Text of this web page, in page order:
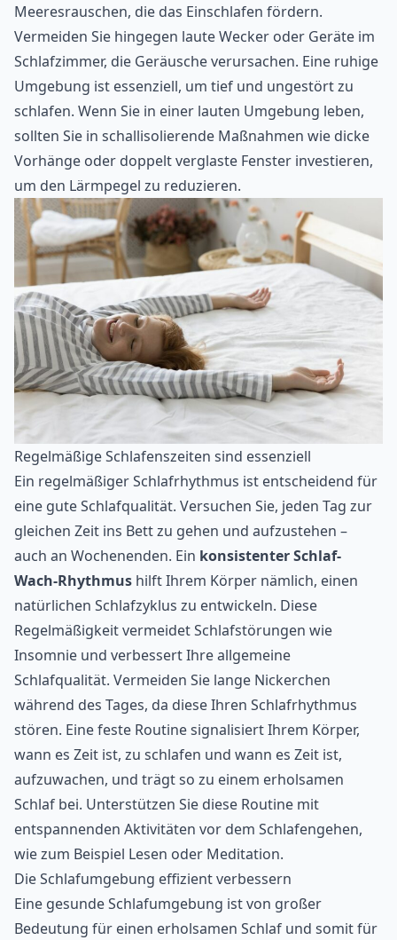
Meeresrauschen, die das Einschlafen fördern.
Vermeiden Sie hingegen laute Wecker oder Geräte im
Schlafzimmer, die Geräusche verursachen. Eine ruhige
Umgebung ist essenziell, um tief und ungestört zu
schlafen. Wenn Sie in einer lauten Umgebung leben,
sollten Sie in schallisolierende Maßnahmen wie dicke
Vorhänge oder doppelt verglaste Fenster investieren,
um den Lärmpegel zu reduzieren.
Regelmäßige Schlafenszeiten sind essenziell
Ein regelmäßiger Schlafrhythmus ist entscheidend für
eine gute Schlafqualität. Versuchen Sie, jeden Tag zur
gleichen Zeit ins Bett zu gehen und aufzustehen –
auch an Wochenenden. Ein konsistenter Schlaf-
Wach-Rhythmus hilft Ihrem Körper nämlich, einen
natürlichen Schlafzyklus zu entwickeln. Diese
Regelmäßigkeit vermeidet Schlafstörungen wie
Insomnie und verbessert Ihre allgemeine
Schlafqualität. Vermeiden Sie lange Nickerchen
während des Tages, da diese Ihren Schlafrhythmus
stören. Eine feste Routine signalisiert Ihrem Körper,
wann es Zeit ist, zu schlafen und wann es Zeit ist,
aufzuwachen, und trägt so zu einem erholsamen
Schlaf bei. Unterstützen Sie diese Routine mit
entspannenden Aktivitäten vor dem Schlafengehen,
wie zum Beispiel Lesen oder Meditation.
Die Schlafumgebung effizient verbessern
Eine gesunde Schlafumgebung ist von großer
Bedeutung für einen erholsamen Schlaf und somit für